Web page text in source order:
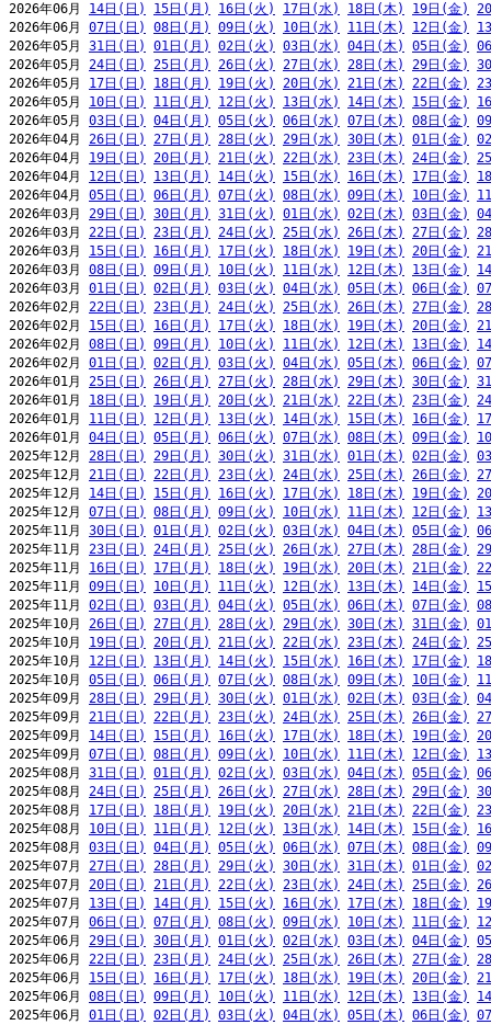
2026年06月 14日(日) 15日(月) 16日(火) 17日(水) 18日(木) 19日(金)
2026年06月 07日(日) 08日(月) 09日(火) 10日(水) 11日(木) 12日(金)
2026年05月 31日(日) 01日(月) 02日(火) 03日(水) 04日(木) 05日(金)
2026年05月 24日(日) 25日(月) 26日(火) 27日(水) 28日(木) 29日(金)
2026年05月 17日(日) 18日(月) 19日(火) 20日(水) 21日(木) 22日(金)
2026年05月 10日(日) 11日(月) 12日(火) 13日(水) 14日(木) 15日(金)
2026年05月 03日(日) 04日(月) 05日(火) 06日(水) 07日(木) 08日(金)
2026年04月 26日(日) 27日(月) 28日(火) 29日(水) 30日(木) 01日(金)
2026年04月 19日(日) 20日(月) 21日(火) 22日(水) 23日(木) 24日(金)
2026年04月 12日(日) 13日(月) 14日(火) 15日(水) 16日(木) 17日(金)
2026年04月 05日(日) 06日(月) 07日(火) 08日(水) 09日(木) 10日(金)
2026年03月 29日(日) 30日(月) 31日(火) 01日(水) 02日(木) 03日(金)
2026年03月 22日(日) 23日(月) 24日(火) 25日(水) 26日(木) 27日(金)
2026年03月 15日(日) 16日(月) 17日(火) 18日(水) 19日(木) 20日(金)
2026年03月 08日(日) 09日(月) 10日(火) 11日(水) 12日(木) 13日(金)
2026年03月 01日(日) 02日(月) 03日(火) 04日(水) 05日(木) 06日(金)
2026年02月 22日(日) 23日(月) 24日(火) 25日(水) 26日(木) 27日(金)
2026年02月 15日(日) 16日(月) 17日(火) 18日(水) 19日(木) 20日(金)
2026年02月 08日(日) 09日(月) 10日(火) 11日(水) 12日(木) 13日(金)
2026年02月 01日(日) 02日(月) 03日(火) 04日(水) 05日(木) 06日(金)
2026年01月 25日(日) 26日(月) 27日(火) 28日(水) 29日(木) 30日(金)
2026年01月 18日(日) 19日(月) 20日(火) 21日(水) 22日(木) 23日(金)
2026年01月 11日(日) 12日(月) 13日(火) 14日(水) 15日(木) 16日(金)
2026年01月 04日(日) 05日(月) 06日(火) 07日(水) 08日(木) 09日(金)
2025年12月 28日(日) 29日(月) 30日(火) 31日(水) 01日(木) 02日(金)
2025年12月 21日(日) 22日(月) 23日(火) 24日(水) 25日(木) 26日(金)
2025年12月 14日(日) 15日(月) 16日(火) 17日(水) 18日(木) 19日(金)
2025年12月 07日(日) 08日(月) 09日(火) 10日(水) 11日(木) 12日(金)
2025年11月 30日(日) 01日(月) 02日(火) 03日(水) 04日(木) 05日(金)
2025年11月 23日(日) 24日(月) 25日(火) 26日(水) 27日(木) 28日(金)
2025年11月 16日(日) 17日(月) 18日(火) 19日(水) 20日(木) 21日(金)
2025年11月 09日(日) 10日(月) 11日(火) 12日(水) 13日(木) 14日(金)
2025年11月 02日(日) 03日(月) 04日(火) 05日(水) 06日(木) 07日(金)
2025年10月 26日(日) 27日(月) 28日(火) 29日(水) 30日(木) 31日(金)
2025年10月 19日(日) 20日(月) 21日(火) 22日(水) 23日(木) 24日(金)
2025年10月 12日(日) 13日(月) 14日(火) 15日(水) 16日(木) 17日(金)
2025年10月 05日(日) 06日(月) 07日(火) 08日(水) 09日(木) 10日(金)
2025年09月 28日(日) 29日(月) 30日(火) 01日(水) 02日(木) 03日(金)
2025年09月 21日(日) 22日(月) 23日(火) 24日(水) 25日(木) 26日(金)
2025年09月 14日(日) 15日(月) 16日(火) 17日(水) 18日(木) 19日(金)
2025年09月 07日(日) 08日(月) 09日(火) 10日(水) 11日(木) 12日(金)
2025年08月 31日(日) 01日(月) 02日(火) 03日(水) 04日(木) 05日(金)
2025年08月 24日(日) 25日(月) 26日(火) 27日(水) 28日(木) 29日(金)
2025年08月 17日(日) 18日(月) 19日(火) 20日(水) 21日(木) 22日(金)
2025年08月 10日(日) 11日(月) 12日(火) 13日(水) 14日(木) 15日(金)
2025年08月 03日(日) 04日(月) 05日(火) 06日(水) 07日(木) 08日(金)
2025年07月 27日(日) 28日(月) 29日(火) 30日(水) 31日(木) 01日(金)
2025年07月 20日(日) 21日(月) 22日(火) 23日(水) 24日(木) 25日(金)
2025年07月 13日(日) 14日(月) 15日(火) 16日(水) 17日(木) 18日(金)
2025年07月 06日(日) 07日(月) 08日(火) 09日(水) 10日(木) 11日(金)
2025年06月 29日(日) 30日(月) 01日(火) 02日(水) 03日(木) 04日(金)
2025年06月 22日(日) 23日(月) 24日(火) 25日(水) 26日(木) 27日(金)
2025年06月 15日(日) 16日(月) 17日(火) 18日(水) 19日(木) 20日(金)
2025年06月 08日(日) 09日(月) 10日(火) 11日(水) 12日(木) 13日(金)
2025年06月 01日(日) 02日(月) 03日(火) 04日(水) 05日(木) 06日(金)